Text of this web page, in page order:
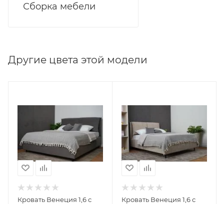
Сборка мебели
Другие цвета этой модели
Кровать Венеция 1,6 с
Кровать Венеция 1,6 с